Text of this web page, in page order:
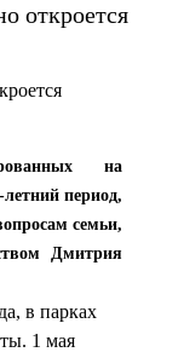
откроется
на
период,
семьи,
Дмитрия
в парках
1 мая